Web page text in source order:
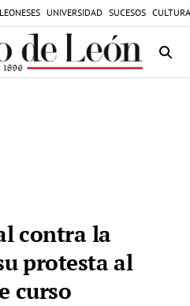
UNIVERSIDAD SUCESOS
contra la
protesta al
curso